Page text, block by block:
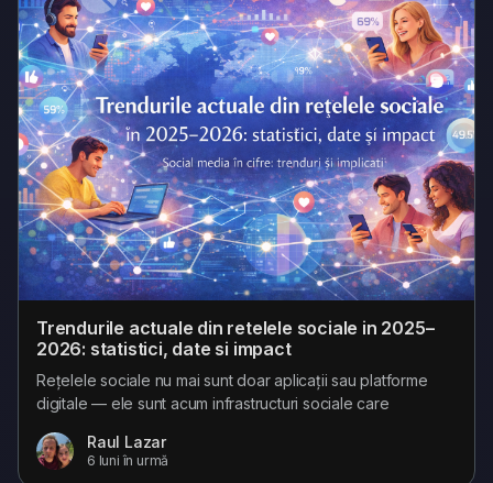
Trendurile actuale din retelele sociale in 2025–
2026: statistici, date si impact
Rețelele sociale nu mai sunt doar aplicații sau platforme
digitale — ele sunt acum infrastructuri sociale care
informăm și influențăm comportamentele economice sau
culturale. În 2025–2026, social media este parte integrantă
Raul Lazar
6 luni în urmă